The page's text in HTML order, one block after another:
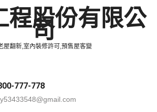
程股份有限公
司
屋翻新,室內裝修許可,預售屋客變
777-778